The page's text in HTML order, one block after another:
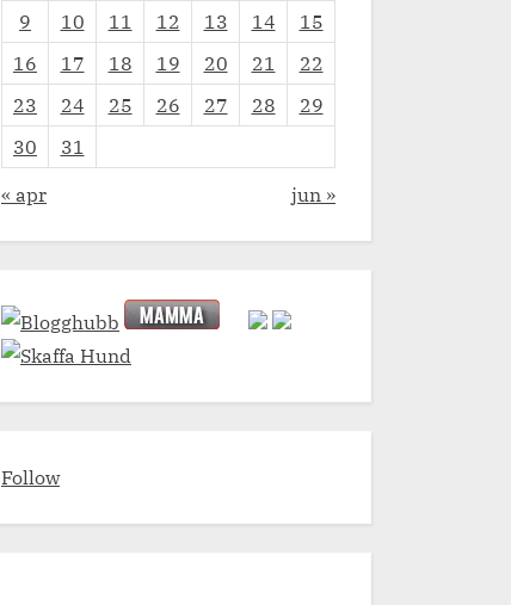
9
10 11 12 13 14
15
16
17 18 19 20 21
22
23
24 25 26 27 28
29
30
31
« apr
jun »
Follow